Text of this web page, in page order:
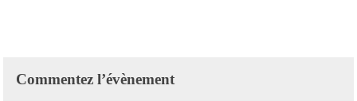
Commentez l’évènement